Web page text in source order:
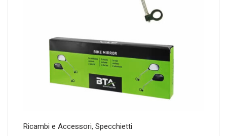
Ricambi e Accessori, Specchietti